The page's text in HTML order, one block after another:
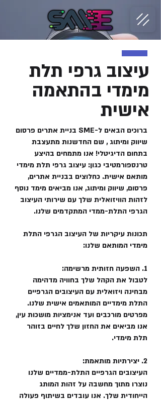
​עיצוב גרפי תלת
מימדי בהתאמה
אישית
ברוכים הבאים ל-SME בניית אתרים פרסום
שיווק ומיתוג , שם החדשנות מתעצבת
בתחום הדיגיטלי! אנו מתמחים בהיצע
טרנספורמטיבי כגון: עיצוב גרפי תלת מימדי
מותאם אישית. כחלוצים בבניית אתרים,
פרסום, שיווק ומיתוג, אנו מביאים מימד נוסף
לזהות הוויזואלית שלך עם שירותי העיצוב
הגרפי התלת-ממדי המתקדמים שלנו.
תכונות עיקריות של העיצוב הגרפי התלת
מימדי המותאם שלנו:
1. השפעה חזותית מרשימה:
לטבול את הקהל שלך בחוויה מדהימה
מבחינה ויזואלית עם העיצובים הגרפיים
התלת מימדיים המותאמים אישית שלנו.
מפרטים מורכבים ועד אנימציות מושכות עין,
אנו מביאים את החזון שלך לחיים בזוהר
תלת מימדי.
2. יצירתיות מותאמת:
העיצובים הגרפיים התלת-ממדיים שלנו
נוצרו מתוך מחשבה על זהות המותג
הייחודית שלך. אנו עובדים בשיתוף פעולה